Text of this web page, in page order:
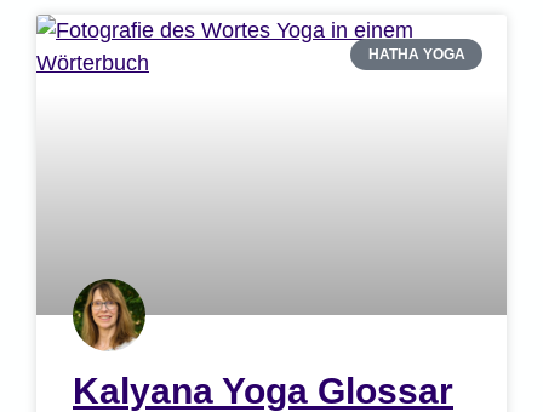
HATHA YOGA
Kalyana Yoga Glossar